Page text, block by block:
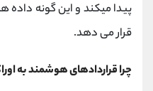
پیدا میکند و این گونه داده
قرار می دهد.
چرا قراردادهای هوشمند به